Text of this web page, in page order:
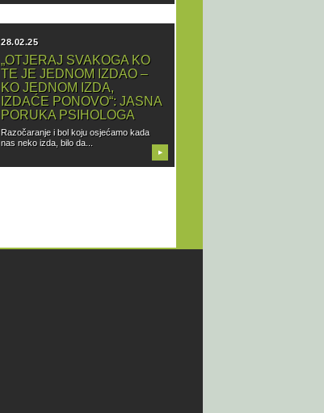
28.02.25
„OTJERAJ SVAKOGA KO
TE JE JEDNOM IZDAO –
KO JEDNOM IZDA,
IZDAĆE PONOVO“: JASNA
PORUKA PSIHOLOGA
Razočaranje i bol koju osjećamo kada
nas neko izda, bilo da...
▶